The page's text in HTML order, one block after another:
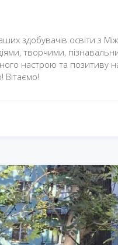
здобувачів освіти з
творчими,
настрою та позитиву